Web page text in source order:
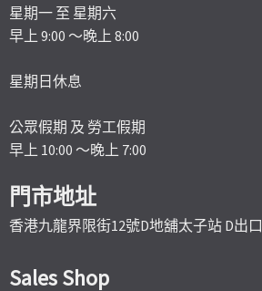
星期一 至 星期六
早上 9:00 ～晚上 8:00
星期日休息
公眾假期 及 勞工假期
早上 10:00 ～晚上 7:00
門市地址
香港九龍界限街12號D地舖太子站 D出口
Sales Shop